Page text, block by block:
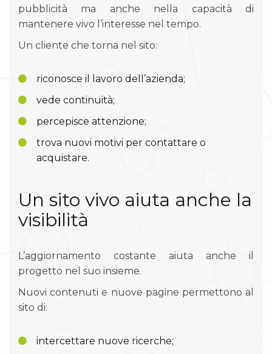
pubblicità ma anche nella capacità di
mantenere vivo l’interesse nel tempo.
Un cliente che torna nel sito:
riconosce il lavoro dell’azienda;
vede continuità;
percepisce attenzione;
trova nuovi motivi per contattare o
acquistare.
Un sito vivo aiuta anche la
visibilità
L’aggiornamento costante aiuta anche il
progetto nel suo insieme.
Nuovi contenuti e nuove pagine permettono al
sito di:
intercettare nuove ricerche;